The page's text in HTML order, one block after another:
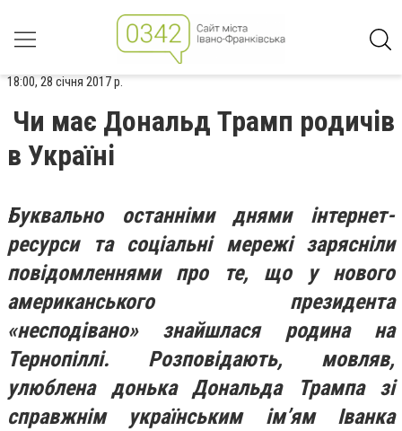
18:00, 28 січня 2017 р.
Чи має Дональд Трамп родичів
в Україні
Буквально останніми днями інтернет-
ресурси та соціальні мережі зарясніли
повідомленнями про те, що у нового
американського президента
«несподівано» знайшлася родина на
Тернопіллі. Розповідають, мовляв,
улюблена донька Дональда Трампа зі
справжнім українським ім’ям Іванка